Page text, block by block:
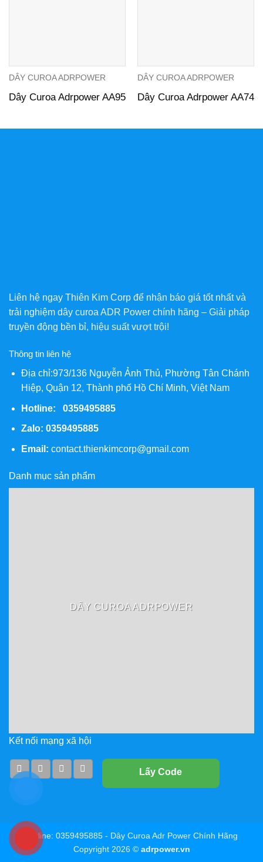
DÂY CUROA ADRPOWER
Dây Curoa Adrpower AA95
DÂY CUROA ADRPOWER
Dây Curoa Adrpower AA74
Liên hệ ngay Thiên Kim Corp để nhận báo giá tốt nhất và
trải nghiệm dây curoa ADR Power chính hãng – Giải pháp
truyền động bền bỉ, hiệu suất vượt trội!
Thông tin liên hệ
Địa chỉ:973/136 Nguyễn Ảnh Thủ, Phường Tân Chánh
Hiệp, Quận 12, Thành phố Hồ Chí Minh, Việt Nam
Hotline: 0359495885
Zalo: 0359495885
Email: contact.thienkimcorp@gmail.com
Danh mục sản phẩm
DÂY CUROA ADRPOWER
Kết nối mạng xã hội
Lấy Code
Hotline: 0359495885 - Dây Curoa Adr Power Chính Hãng
Copyright 2026 © adrpower.vn